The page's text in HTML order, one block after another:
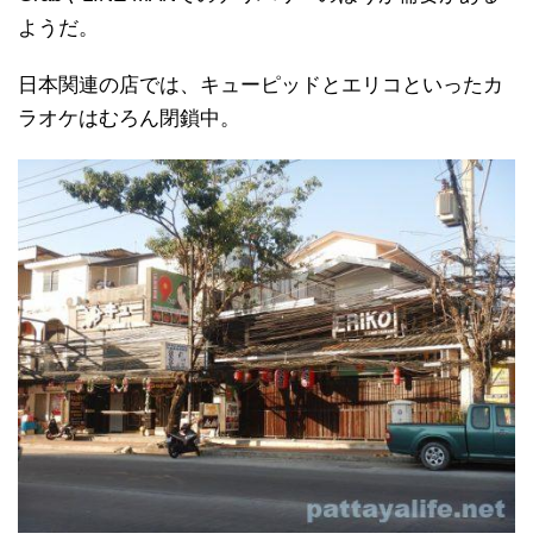
ようだ。
日本関連の店では、キューピッドとエリコといったカ
ラオケはむろん閉鎖中。